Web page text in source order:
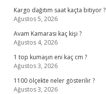
Kargo dağıtım saat kaçta bitiyor ?
Ağustos 5, 2026
Avam Kamarası kaç kişi ?
Ağustos 4, 2026
1 top kumaşın eni kaç cm ?
Ağustos 3, 2026
1100 ölçekte neler gösterilir ?
Ağustos 3, 2026